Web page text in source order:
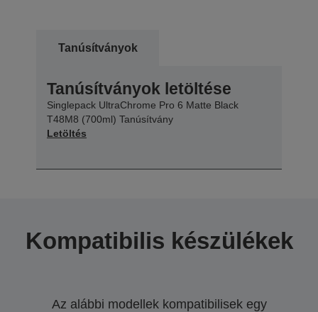
Tanúsítványok
Tanúsítványok letöltése
Singlepack UltraChrome Pro 6 Matte Black
T48M8 (700ml) Tanúsítvány
Letöltés
Kompatibilis készülékek
Az alábbi modellek kompatibilisek egy